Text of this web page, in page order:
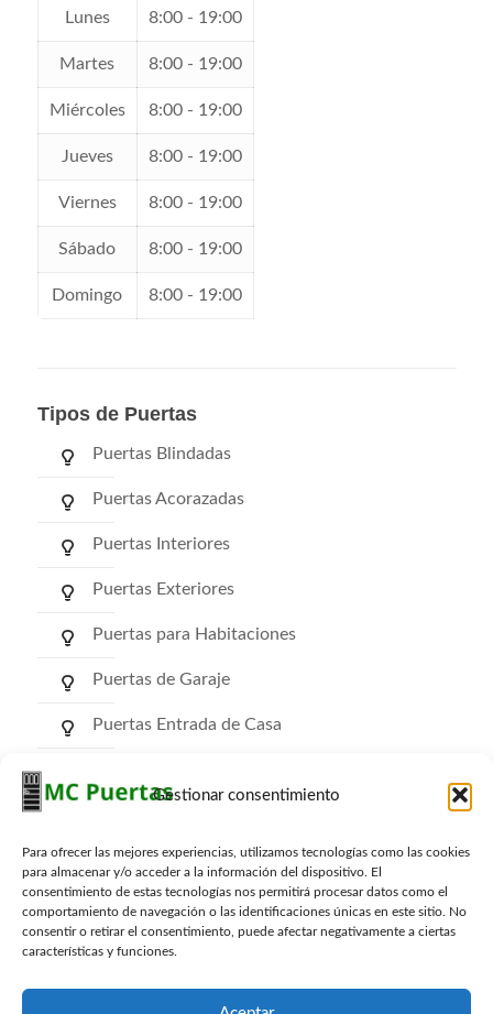
Gestionar consentimiento
Para ofrecer las mejores experiencias, utilizamos tecnologías como las cookies
para almacenar y/o acceder a la información del dispositivo. El
consentimiento de estas tecnologías nos permitirá procesar datos como el
comportamiento de navegación o las identificaciones únicas en este sitio. No
consentir o retirar el consentimiento, puede afectar negativamente a ciertas
características y funciones.
Lunes 8:00 - 19:00
Martes 8:00 - 19:00
Miércoles 8:00 - 19:00
Jueves 8:00 - 19:00
Viernes 8:00 - 19:00
Sábado 8:00 - 19:00
Domingo 8:00 - 19:00
Tipos de Puertas
Puertas Blindadas
Puertas Acorazadas
Puertas Interiores
Puertas Exteriores
Puertas para Habitaciones
Puertas de Garaje
Puertas Entrada de Casa
Puertas Trasteros